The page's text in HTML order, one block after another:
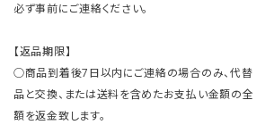
必ず事前にご連絡ください。
【返品期限】
○商品到着後7日以内にご連絡の場合のみ、代替
品と交換、または送料を含めたお支払い金額の全
額を返金致します。